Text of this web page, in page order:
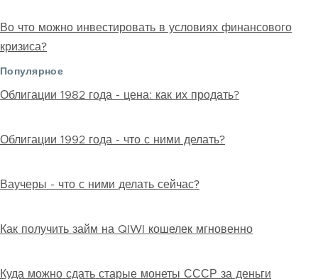
Во что можно инвестировать в условиях финансового
кризиса?
Популярное
Облигации 1982 года - цена: как их продать?
Облигации 1992 года - что с ними делать?
Ваучеры - что с ними делать сейчас?
Как получить займ на QIWI кошелек мгновенно
Куда можно сдать старые монеты СССР за деньги